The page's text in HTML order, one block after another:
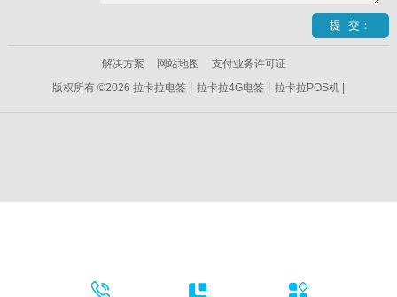
解决方案 网站地图
支付业务许可证
版权所有 ©2026 拉卡拉电签丨拉卡拉4G电签丨拉卡拉POS机 |